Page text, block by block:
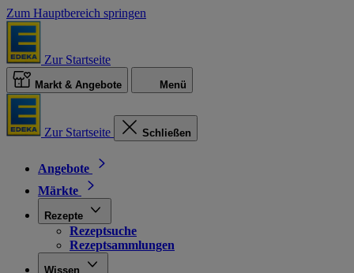
Zum Hauptbereich springen
Zur Startseite
Markt & Angebote Menü
Zur Startseite Schließen
Angebote
Märkte
Rezepte
Rezeptsuche
Rezeptsammlungen
Wissen